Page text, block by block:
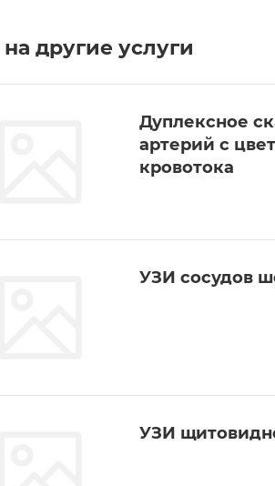
другие услуги
Дуплексное
артерий с
кровотока
УЗИ сосудов
УЗИ